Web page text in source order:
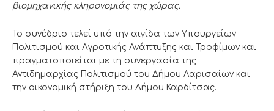
βιομηχανικής κληρονομιάς της χώρας.
Το συνέδριο τελεί υπό την αιγίδα των Υπουργείων
Πολιτισμού και Αγροτικής Ανάπτυξης και Τροφίμων και
πραγματοποιείται με τη συνεργασία της
Αντιδημαρχίας Πολιτισμού του Δήμου Λαρισαίων και
την οικονομική στήριξη του Δήμου Καρδίτσας.